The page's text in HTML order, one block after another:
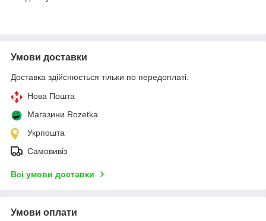
Умови доставки
Доставка здійснюється тільки по передоплаті.
Нова Пошта
Магазини Rozetka
Укрпошта
Самовивіз
Всі умови доставки
Умови оплати